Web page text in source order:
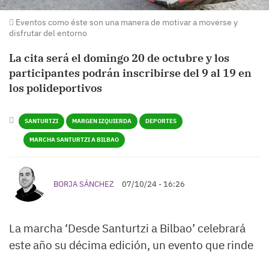
Eventos como éste son una manera de motivar a moverse y
disfrutar del entorno
La cita será el domingo 20 de octubre y los
participantes podrán inscribirse del 9 al 19 en
los polideportivos
SANTURTZI MARGEN IZQUIERDA DEPORTES
MARCHA SANTURTZI A BILBAO
BORJA SÁNCHEZ 07/10/24 - 16:26
La marcha ‘Desde Santurtzi a Bilbao’ celebrará
este año su décima edición, un evento que rinde